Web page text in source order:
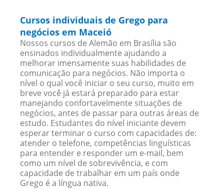
Cursos individuais de Grego para
negócios em Maceió
Nossos cursos de Alemão em Brasília são
ensinados individualmente ajudando a
melhorar imensamente suas habilidades de
comunicação para negócios. Não importa o
nível o qual você iniciar o seu curso, muito em
breve você já estará preparado para estar
manejando confortavelmente situações de
negócios, antes de passar para outras áreas de
estudo. Estudantes do nível iniciante devem
esperar terminar o curso com capacidades de:
atender o telefone, competências linguísticas
para entender e responder um e-mail, bem
como um nível de sobrevivência, e com
capacidade de trabalhar em um país onde
Grego é a língua nativa.